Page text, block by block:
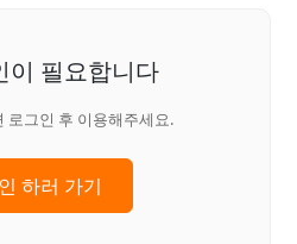
이 필요합니다
로그인 후 이용해주세요.
하러 가기